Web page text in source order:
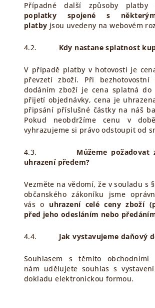
Případné další způsoby platby
poplatky spojené s
platby jsou uvedeny na webovém
4.2. Kdy nastane splatnost
V případě platby v hotovosti je
převzetí zboží. Při bezhotovostní
dodáním zboží je cena splatná
přijetí objednávky, cena je
připsání příslušné částky na náš
Pokud neobdržíme cenu v
vyhrazujeme si právo odstoupit od
4.3.
Můžeme požadovat
uhrazení předem?
Vezměte na vědomí, že v souladu s
občanského zákoníku jsme
vás o uhrazení celé ceny zboží
před jeho odesláním nebo
4.4. Jak vystavujeme daňový
Souhlasem s těmito obchodními
nám udělujete souhlas s
dokladu elektronickou formou.